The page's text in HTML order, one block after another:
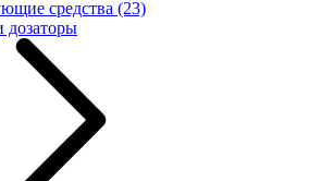
средства (23)
дозаторы